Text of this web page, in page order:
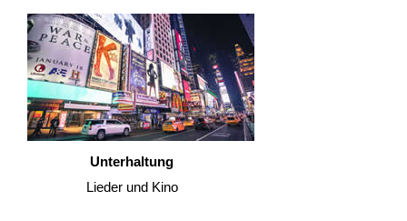
Unterhaltung
Lieder und Kino